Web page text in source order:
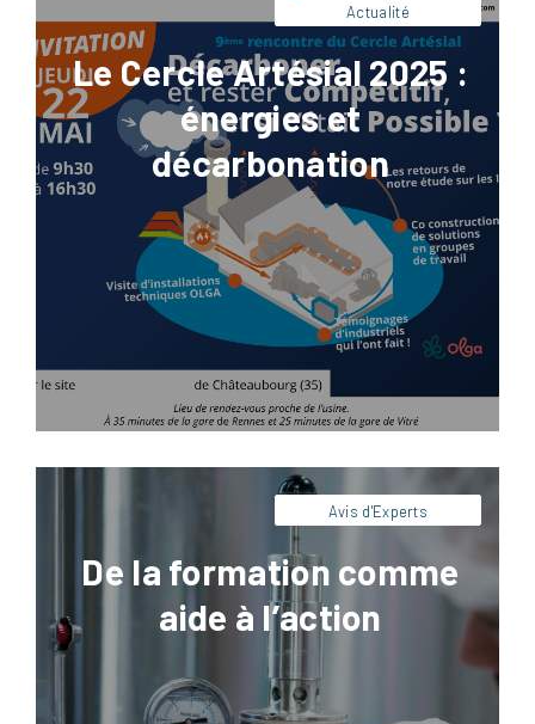
Actualité
Le Cercle Artésial 2025 :
énergies et
décarbonation
Avis d'Experts
De la formation comme
aide à l’action
Facebook
LinkedIn
X Pinterest
Pour être efficace, une formation doit avant
tout être pratique et orientée action.
Retrouvez dans cet article les clés de nos
experts pour concevoir une formation
pertinente.
Facebook
LinkedInPinterest